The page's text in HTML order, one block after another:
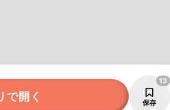
で開く 保存
13